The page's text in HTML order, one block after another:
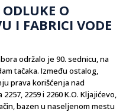
O
I FABRICI VODE
održalo je 90. sednicu, na
tačaka. Između ostalog,
prava korišćenja nad
2259 i 2260 K.O. Kljajićevo,
bazen u naseljenom mestu